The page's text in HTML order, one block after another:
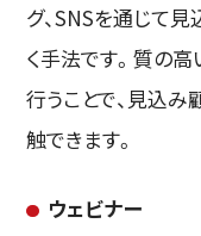
グ、SNSを通じて
く手法です。質の
行うことで、見込み
触できます。
ウェビナー